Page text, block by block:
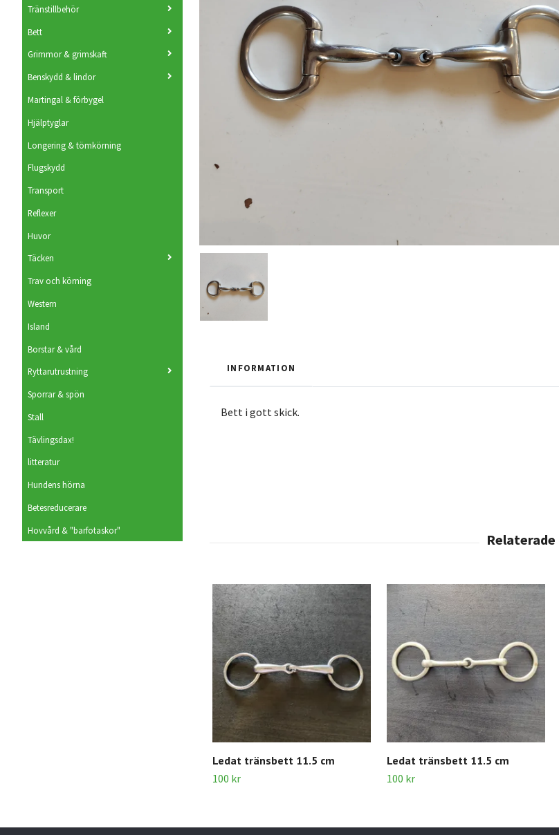
Tränstillbehör
Bett
Grimmor & grimskaft
Benskydd & lindor
Martingal & förbygel
Hjälptyglar
Longering & tömkörning
Flugskydd
Transport
Reflexer
Huvor
Täcken
Trav och körning
Western
Island
Borstar & vård
Ryttarutrustning
Sporrar & spön
Stall
Tävlingsdax!
litteratur
Hundens hörna
Betesreducerare
Hovvård & "barfotaskor"
INFORMATION
Bett i gott skick.
Ledat tränsbett 11.5 cm
100 kr
Ledat tränsbett 11.5 cm
100 kr